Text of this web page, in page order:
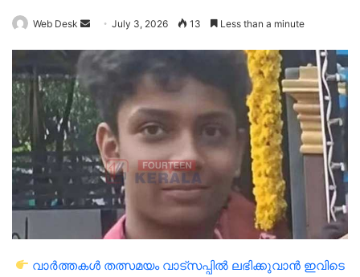
Web Desk
Send
email
July 3, 2026 13 Less than a minute
വാർത്തകൾ തത്സമയം വാട്സപ്പിൽ ലഭിക്കുവാൻ ഇവിടെ